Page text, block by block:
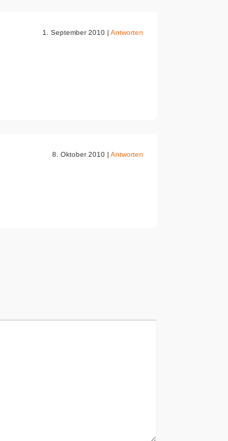
1. September 2010 | Antworten
8. Oktober 2010 | Antworten